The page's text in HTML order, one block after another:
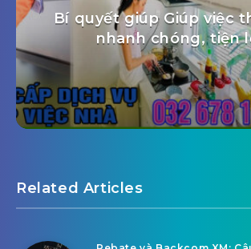
Bí quyết giúp Giúp việc
nhanh chóng, tiện
Related Articles